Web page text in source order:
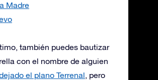
Madre
también puedes bautizar
con el nombre de alguien
el plano Terrenal, pero